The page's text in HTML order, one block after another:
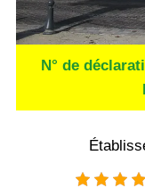
N° de